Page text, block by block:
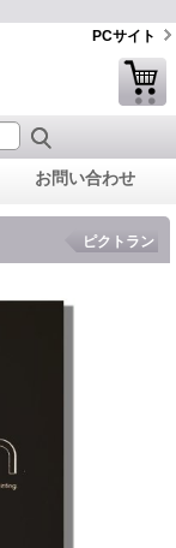
PCサイト
お問い合わせ
ピクトラン